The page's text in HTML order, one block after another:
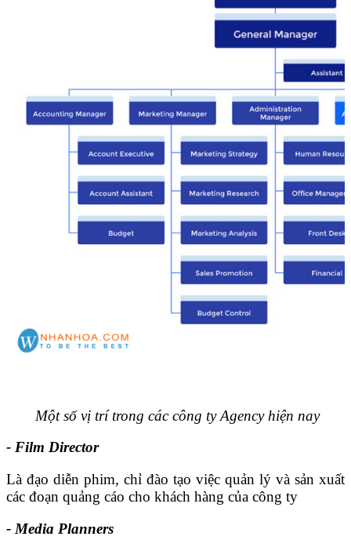
Một số vị trí trong các công ty Agency hiện nay
- Film Director
Là đạo diễn phim, chỉ đào tạo việc quản lý và sản xuất
các đoạn quảng cáo cho khách hàng của công ty
- Media Planners